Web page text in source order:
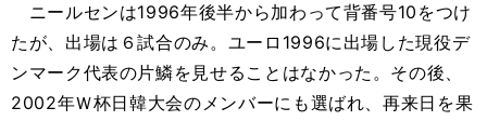
ニールセンは1996年後半から加わって背番号10をつけ
たが、出場は６試合のみ。ユーロ1996に出場した現役デ
ンマーク代表の片鱗を見せることはなかった。その後、
2002年Ｗ杯日韓大会のメンバーにも選ばれ、再来日を果